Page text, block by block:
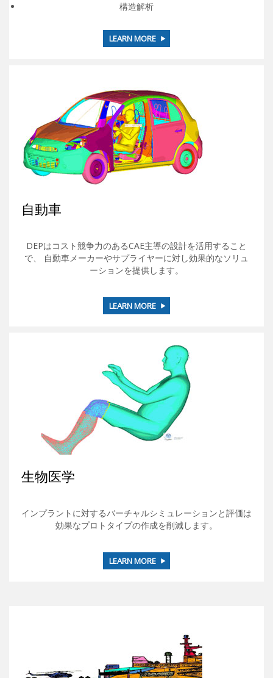
構造解析
LEARN MORE
自動車
DEPはコスト競争力のあるCAE主導の設計を活用すること
で、 自動車メーカーやサプライヤーに対し効果的なソリュ
ーションを提供します。
LEARN MORE
生物医学
インプラントに対するバーチャルシミュレーションと評価は
効果なプロトタイプの作成を削減します。
LEARN MORE